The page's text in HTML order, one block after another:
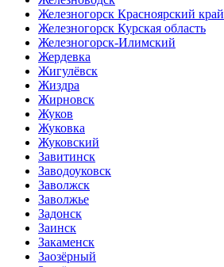
Железногорск Красноярский край
Железногорск Курская область
Железногорск-Илимский
Жердевка
Жигулёвск
Жиздра
Жирновск
Жуков
Жуковка
Жуковский
Завитинск
Заводоуковск
Заволжск
Заволжье
Задонск
Заинск
Закаменск
Заозёрный